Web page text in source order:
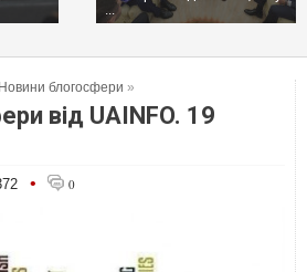
пр...
Новини блогосфери »
від UAINFO. 19
• 0